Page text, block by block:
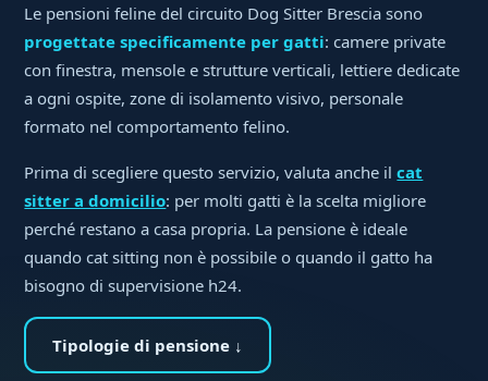
Le pensioni feline del circuito Dog Sitter Brescia sono
progettate specificamente per gatti: camere private
con finestra, mensole e strutture verticali, lettiere dedicate
a ogni ospite, zone di isolamento visivo, personale
formato nel comportamento felino.
Prima di scegliere questo servizio, valuta anche ilcat
sitter a domicilio: per molti gatti è la scelta migliore
perché restano a casa propria. La pensione è ideale
quando cat sitting non è possibile o quando il gatto ha
bisogno di supervisione h24.
Tipologie di pensione ↓